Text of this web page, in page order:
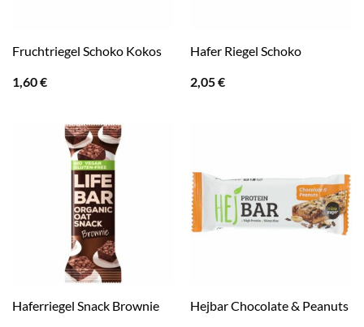
Fruchtriegel Schoko Kokos
1,60€
Hafer Riegel Schoko
2,05€
Haferriegel Snack Brownie
Hejbar Chocolate & Peanuts